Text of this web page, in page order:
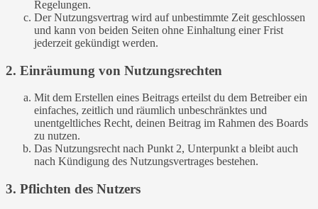
Regelungen.
Der Nutzungsvertrag wird auf unbestimmte Zeit geschlossen
und kann von beiden Seiten ohne Einhaltung einer Frist
jederzeit gekündigt werden.
2. Einräumung von Nutzungsrechten
Mit dem Erstellen eines Beitrags erteilst du dem Betreiber ein
einfaches, zeitlich und räumlich unbeschränktes und
unentgeltliches Recht, deinen Beitrag im Rahmen des Boards
zu nutzen.
Das Nutzungsrecht nach Punkt 2, Unterpunkt a bleibt auch
nach Kündigung des Nutzungsvertrages bestehen.
3. Pflichten des Nutzers